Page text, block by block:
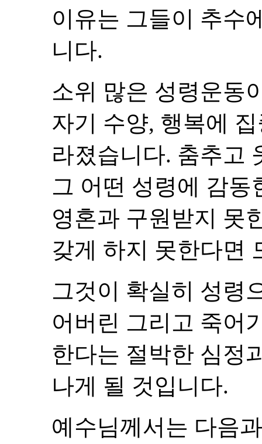
이유는 그들이 추수
니다.
소위 많은 성령운동
자기 수양, 행복에
라졌습니다. 춤추고
그 어떤 성령에 감동
영혼과 구원받지 못
갖게 하지 못한다면
그것이 확실히 성령
어버린 그리고 죽어
한다는 절박한 심정
나게 될 것입니다.
예수님께서는 다음